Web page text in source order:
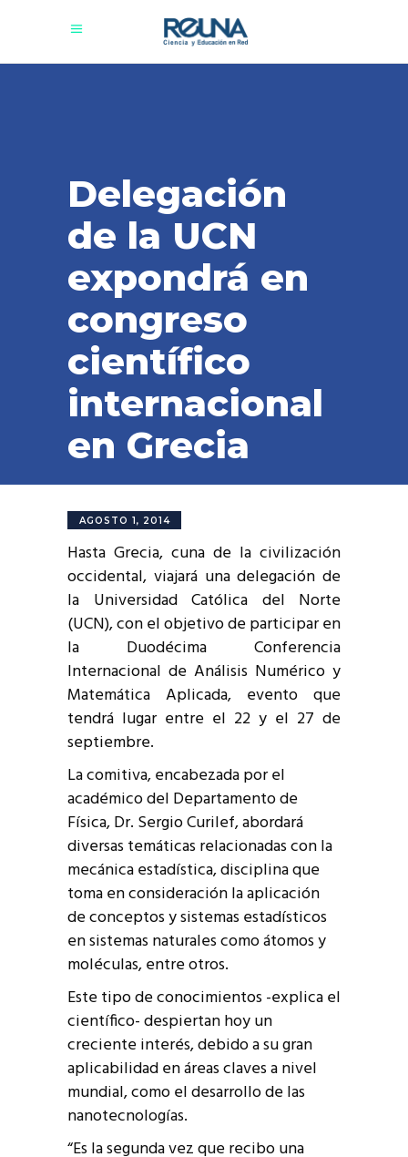
Delegación
de la UCN
expondrá en
congreso
científico
internacional
en Grecia
AGOSTO 1, 2014
Hasta Grecia, cuna de la civilización
occidental, viajará una delegación de
la Universidad Católica del Norte
(UCN), con el objetivo de participar en
la Duodécima Conferencia
Internacional de Análisis Numérico y
Matemática Aplicada, evento que
tendrá lugar entre el 22 y el 27 de
septiembre.
La comitiva, encabezada por el
académico del Departamento de
Física, Dr. Sergio Curilef, abordará
diversas temáticas relacionadas con la
mecánica estadística, disciplina que
toma en consideración la aplicación
de conceptos y sistemas estadísticos
en sistemas naturales como átomos y
moléculas, entre otros.
Este tipo de conocimientos -explica el
científico- despiertan hoy un
creciente interés, debido a su gran
aplicabilidad en áreas claves a nivel
mundial, como el desarrollo de las
nanotecnologías.
“Es la segunda vez que recibo una